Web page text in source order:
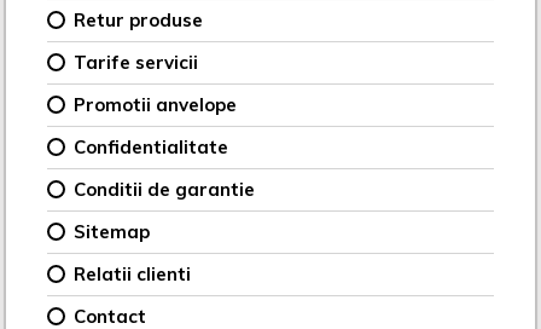
Retur produse
Tarife servicii
Promotii anvelope
Confidentialitate
Conditii de garantie
Sitemap
Relatii clienti
Contact